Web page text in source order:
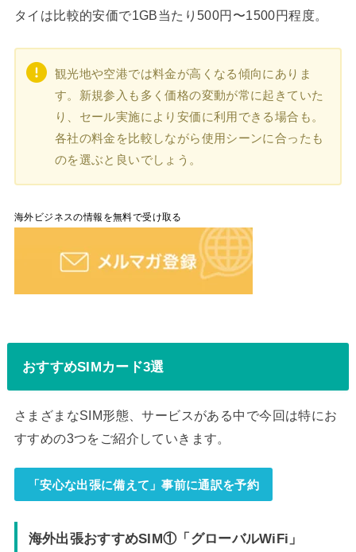
タイは比較的安価で1GB当たり500円〜1500円程度。
観光地や空港では料金が高くなる傾向にありま
す。新規参入も多く価格の変動が常に起きていた
り、セール実施により安価に利用できる場合も。
各社の料金を比較しながら使用シーンに合ったも
のを選ぶと良いでしょう。
海外ビジネスの情報を無料で受け取る
おすすめSIMカード3選
さまざまなSIM形態、サービスがある中で今回は特にお
すすめの3つをご紹介していきます。
「安心な出張に備えて」事前に通訳を予約
海外出張おすすめSIM①「グローバルWiFi」